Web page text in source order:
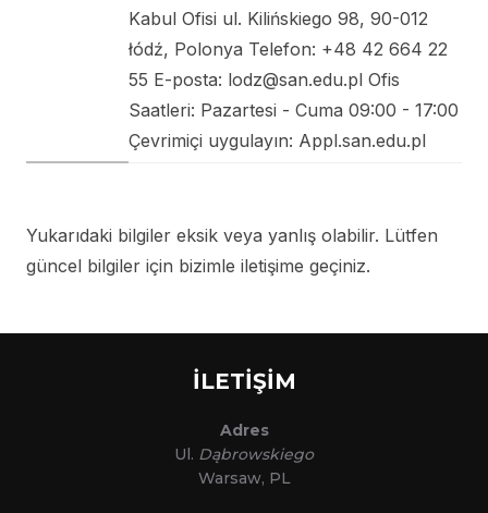
Kabul Ofisi ul. Kilińskiego 98, 90-012
łódź, Polonya Telefon: +48 42 664 22
55 E-posta: lodz@san.edu.pl Ofis
Saatleri: Pazartesi - Cuma 09:00 - 17:00
Çevrimiçi uygulayın: Appl.san.edu.pl
Yukarıdaki bilgiler eksik veya yanlış olabilir. Lütfen
güncel bilgiler için bizimle iletişime geçiniz.
İLETİŞİM
Adres
Ul. Dąbrowskiego
Warsaw, PL